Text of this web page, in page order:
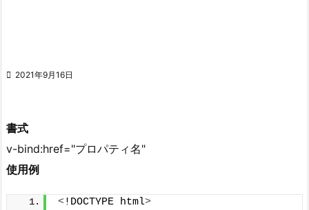
 2021年9月16日
書式
v-bind:href="プロパティ名"
使用例
<!DOCTYPE html>